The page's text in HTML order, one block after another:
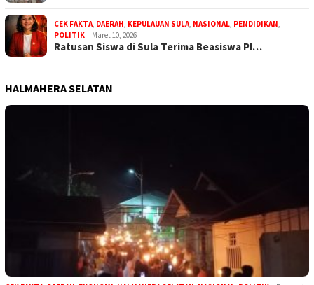
CEK FAKTA DAERAH KEPULAUAN SULA NASIONAL PENDIDIKAN
POLITIK
Maret 10, 2026
Ratusan Siswa di Sula Terima Beasiswa PI…
HALMAHERA SELATAN